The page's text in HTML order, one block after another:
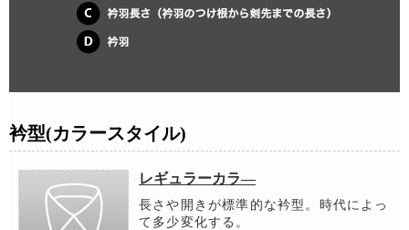
衿型(カラースタイル)
レギュラーカラ―
長さや開きが標準的な衿型。時代によっ
て多少変化する。